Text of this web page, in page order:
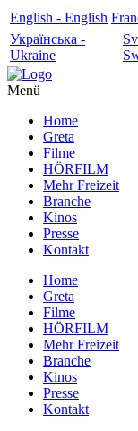
English - English
Українська -
Ukraine
Menü
Home
Greta
Filme
HÖRFILM
Mehr Freizeit
Branche
Kinos
Presse
Kontakt
Home
Greta
Filme
HÖRFILM
Mehr Freizeit
Branche
Kinos
Presse
Kontakt